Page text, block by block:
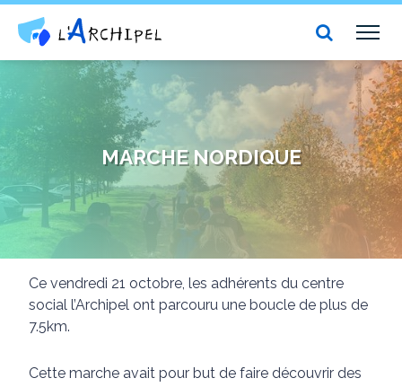
Centre social et culturel l'Archipel
MARCHE NORDIQUE
Ce vendredi 21 octobre, les adhérents du centre
social l’Archipel ont parcouru une boucle de plus de
7.5km.
Cette marche avait pour but de faire découvrir des